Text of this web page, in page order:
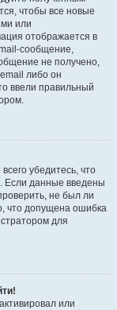
чтобы все новые
или
отображается в
сообщение,
не получено,
либо он
ввели правильный
убедитесь, что
Если данные введены
не был ли
что допущена ошибка
для
или